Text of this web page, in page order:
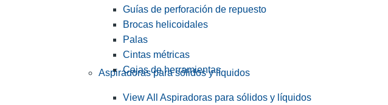
Guías de perforación de repuesto
Brocas helicoidales
Palas
Cintas métricas
Cajas de herramientas
Aspiradoras para sólidos y líquidos
View All Aspiradoras para sólidos y líquidos